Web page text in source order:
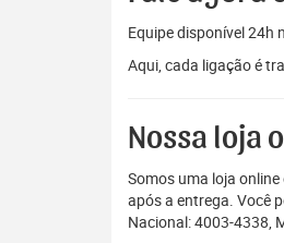
Equipe disponível 24h
Aqui, cada ligação é
Nossa loja
Somos uma loja
após a entrega. Você
Nacional: 4003-4338,